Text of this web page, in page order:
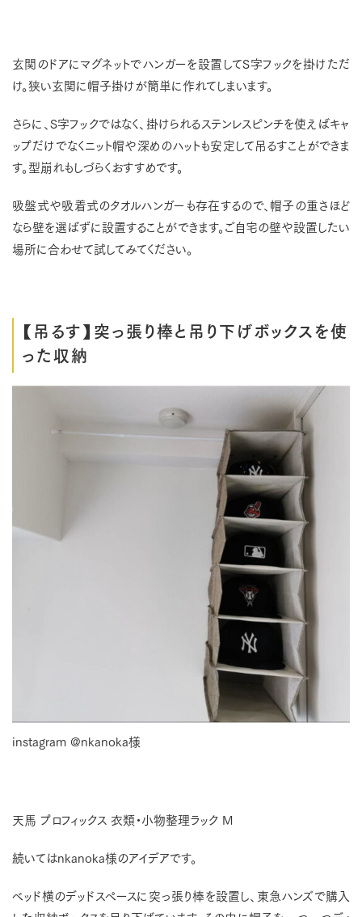
玄関のドアにマグネットでハンガーを設置してS字フックを掛けただ
け。狭い玄関に帽子掛けが簡単に作れてしまいます。
さらに、S字フックではなく、掛けられるステンレスピンチを使えばキャ
ップだけでなくニット帽や深めのハットも安定して吊るすことができま
す。型崩れもしづらくおすすめです。
吸盤式や吸着式のタオルハンガーも存在するので、帽子の重さほど
なら壁を選ばずに設置することができます。ご自宅の壁や設置したい
場所に合わせて試してみてください。
【吊るす】突っ張り棒と吊り下げボックスを使
った収納
instagram @nkanoka様
天馬 プロフィックス 衣類・小物整理ラック M
続いてはnkanoka様のアイデアです。
ベッド横のデッドスペースに突っ張り棒を設置し、東急ハンズで購入